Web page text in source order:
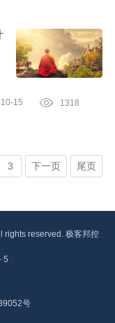
15  1318
3 下一页 尾页
rights reserved. 极客邦控
5
号